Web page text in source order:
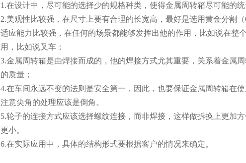
1.在设计中，尽可能的选择少的规格种类，使得金属周转箱尽可能的统一
2.美观性比较强，在尺寸上要有合理的长宽高，最好是选用黄金分割（
适应能力比较强，在任何的场景都能够发挥出他的作用，比如说在整
用，比如说叉车；
3.金属周转箱是由焊接而成的，他的焊接方式尤其重要，关系着金属
的质量；
4.在车间永远不变的法则是安全第一，因此，也要保证金属周转箱在
注意尖角的处理应该是倒角。
5.轮子的连接方式应该选择螺纹连接，而非焊接，这样做拆换上更加
更小。
6.在实际应用中，具体的结构形式要根据客户的情况来确定。